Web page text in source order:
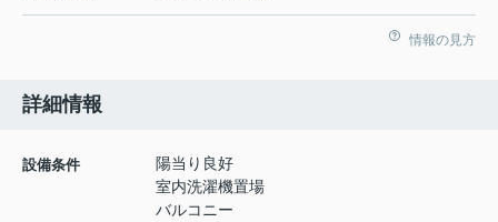
情報の見方
詳細情報
設備条件
陽当り良好
室内洗濯機置場
バルコニー